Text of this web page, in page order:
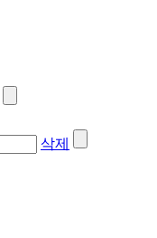
삭제